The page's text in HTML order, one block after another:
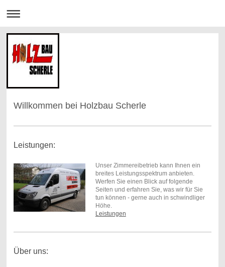
Willkommen bei Holzbau Scherle
Leistungen:
Unser Zimmereibetrieb kann Ihnen ein
breites Leistungsspektrum anbieten.
Werfen Sie einen Blick auf folgende
Seiten und erfahren Sie, was wir für Sie
tun können - gerne auch in schwindliger
Höhe.
Leistungen
Über uns: